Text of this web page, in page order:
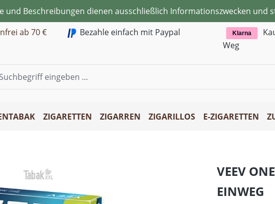
und Beschreibungen dienen ausschließlich Informationszwecken
ab 70 € Bezahle einfach mit Paypal Klarna
Weg
ZIGARETTEN ZIGARREN ZIGARILLOS E-ZIGARETTEN
VEEV
EINWEG